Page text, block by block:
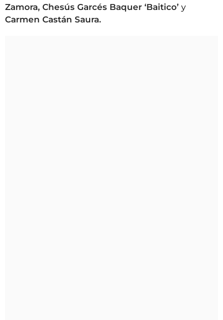
Zamora, Chesús Garcés Baquer ‘Baitico’ y
Carmen Castán Saura.